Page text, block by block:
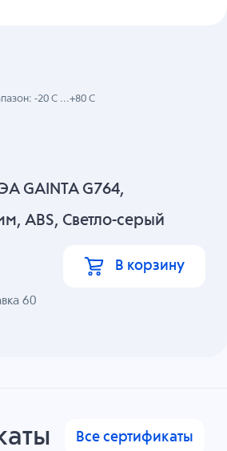
GAINTA G764,
ABS, Светло-серый
60
-20 C ...+80 C
В корзину
Все сертификаты